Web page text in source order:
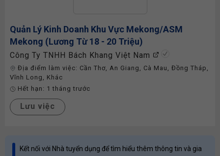
Quản Lý Kinh Doanh Khu Vực Mekong/ASM
Mekong (Lương Từ 18 - 20 Triệu)
Công Ty TNHH Bách Khang Việt Nam
Địa điểm làm việc: Cần Thơ, An Giang , Cà Mau , Đồng Tháp ,
Vĩnh Long , Khác
Hết hạn: 1 tháng trước
Lưu việc
Kết nối với Nhà tuyển dụng để tìm hiểu thêm thông tin và gia